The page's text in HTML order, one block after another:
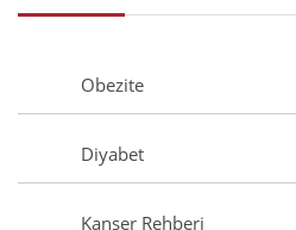
Obezite
Diyabet
Kanser Rehberi